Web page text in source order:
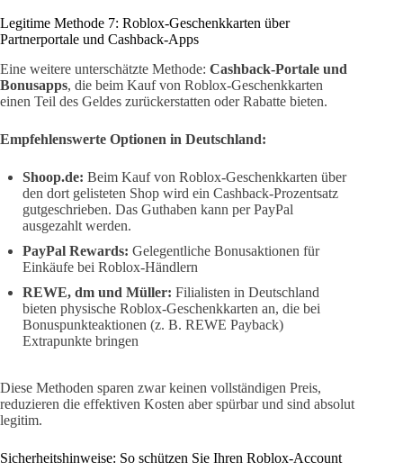
Legitime Methode 7: Roblox-Geschenkkarten über
Partnerportale und Cashback-Apps
Eine weitere unterschätzte Methode: Cashback-Portale und
Bonusapps, die beim Kauf von Roblox-Geschenkkarten
einen Teil des Geldes zurückerstatten oder Rabatte bieten.
Empfehlenswerte Optionen in Deutschland:
Shoop.de: Beim Kauf von Roblox-Geschenkkarten über
den dort gelisteten Shop wird ein Cashback-Prozentsatz
gutgeschrieben. Das Guthaben kann per PayPal
ausgezahlt werden.
PayPal Rewards: Gelegentliche Bonusaktionen für
Einkäufe bei Roblox-Händlern
REWE, dm und Müller: Filialisten in Deutschland
bieten physische Roblox-Geschenkkarten an, die bei
Bonuspunkteaktionen (z. B. REWE Payback)
Extrapunkte bringen
Diese Methoden sparen zwar keinen vollständigen Preis,
reduzieren die effektiven Kosten aber spürbar und sind absolut
legitim.
Sicherheitshinweise: So schützen Sie Ihren Roblox-Account